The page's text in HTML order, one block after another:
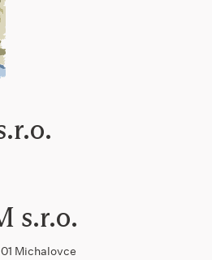
s.r.o.
Michalovce